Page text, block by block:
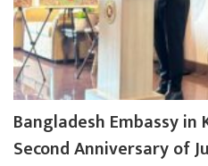
Bangladesh Embassy
Second Anniversary of